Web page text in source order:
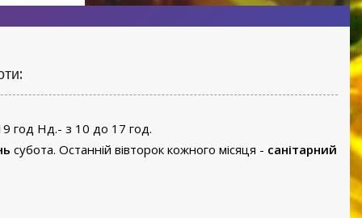
год Нд.- з 10 до 17 год.
субота. Останній вівторок кожного місяця - санітарний